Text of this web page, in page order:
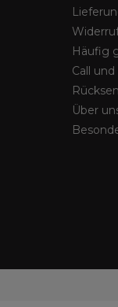
Häufig
Call
Über